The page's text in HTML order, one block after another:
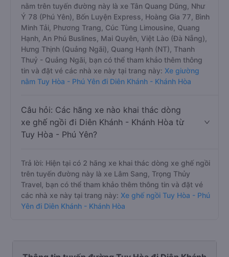
nằm trên tuyến đường này là xe Tân Quang Dũng, Như
Ý 78 (Phú Yên), Bốn Luyện Express, Hoàng Gia 77, Bình
Minh Tải, Phương Trang, Cúc Tùng Limousine, Quang
Hạnh, An Phú Buslines, Mai Quyên, Việt Lào (Đà Nẵng),
Hưng Thịnh (Quảng Ngãi), Quang Hạnh (NT), Thanh
Thuỷ - Quảng Ngãi, bạn có thể tham khảo thêm thông
tin và đặt vé các nhà xe này tại trang này: Xe giường
nằm Tuy Hòa - Phú Yên đi Diên Khánh - Khánh Hòa
Câu hỏi: Các hãng xe nào khai thác dòng
xe ghế ngồi đi Diên Khánh - Khánh Hòa từ
Tuy Hòa - Phú Yên?
Trả lời: Hiện tại có 2 hãng xe khai thác dòng xe ghế ngồi
trên tuyến đường này là xe Lâm Sang, Trọng Thủy
Travel, bạn có thể tham khảo thêm thông tin và đặt vé
các nhà xe này tại trang này: Xe ghế ngồi Tuy Hòa - Phú
Yên đi Diên Khánh - Khánh Hòa